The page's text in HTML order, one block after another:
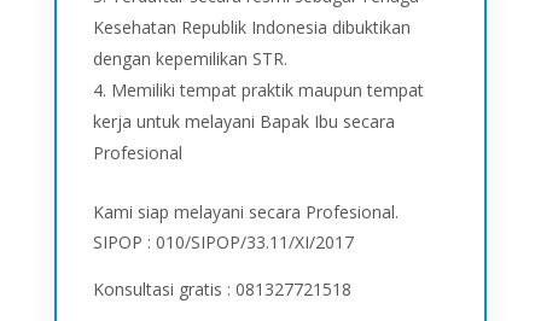
Kesehatan Republik Indonesia dibuktikan
dengan kepemilikan STR.
Memiliki tempat praktik maupun tempat
kerja untuk melayani Bapak Ibu secara
Profesional
Kami siap melayani secara Profesional.
SIPOP : 010/SIPOP/33.11/XI/2017
Konsultasi gratis : 081327721518